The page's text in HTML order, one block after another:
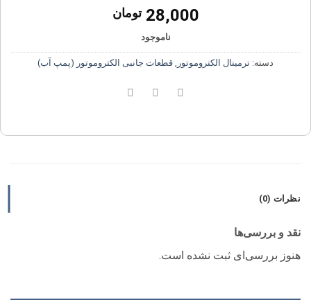
28,000 تومان
ناموجود
دسته: ترمینال الکتروموتور قطعات جانبی الکتروموتور (پمپ آب)
نظرات (0)
نقد و بررسی‌ها
هنوز بررسی‌ای ثبت نشده است.